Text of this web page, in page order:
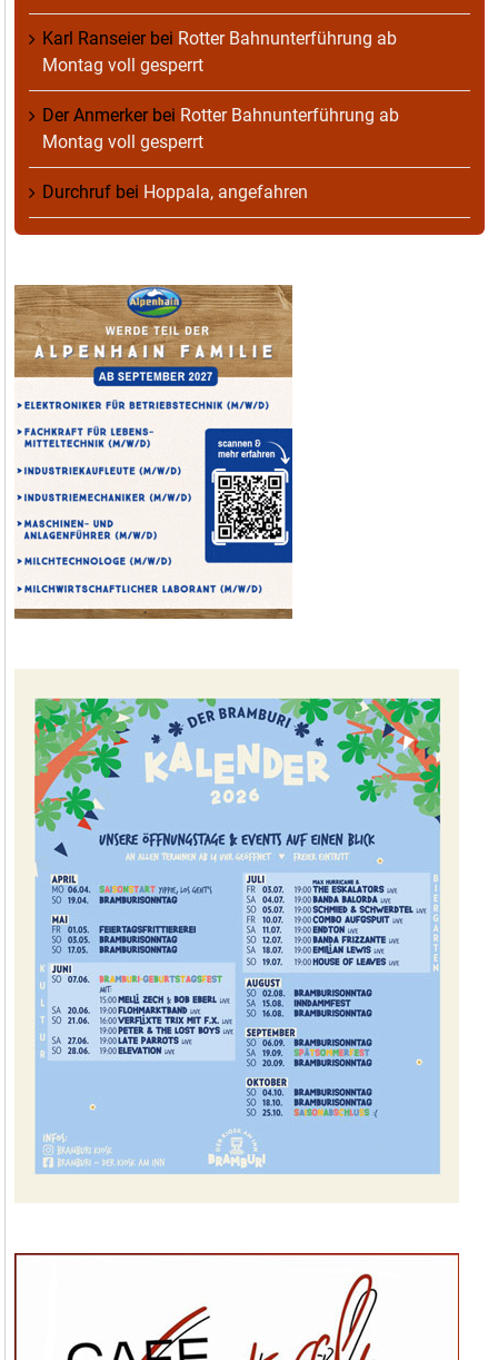
Karl Ranseierbei Rotter Bahnunterführung ab
Montag voll gesperrt
Der Anmerkerbei Rotter Bahnunterführung ab
Montag voll gesperrt
Durchruf bei Hoppala, angefahren